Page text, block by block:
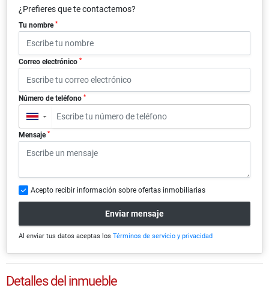
¿Prefieres que te contactemos?
Tu nombre *
Correo electrónico *
Número de teléfono *
▼
Mensaje *
Acepto recibir información sobre ofertas inmobiliarias
Enviar mensaje
Al enviar tus datos aceptas los Términos de servicio y privacidad
Detalles del inmueble